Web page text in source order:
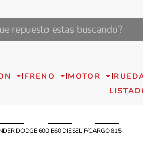
FRENO MOTOR
DODGE 600 B60 DIESEL F/CARGO 815